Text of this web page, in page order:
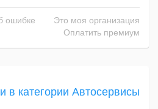
ошибке
Это моя организация
Оплатить премиум
в категории Автосервисы